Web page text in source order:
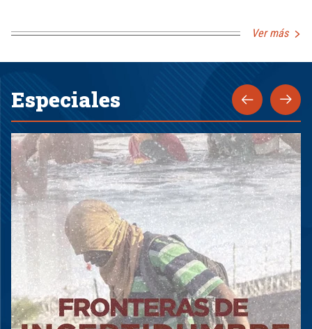
Ver más
Especiales